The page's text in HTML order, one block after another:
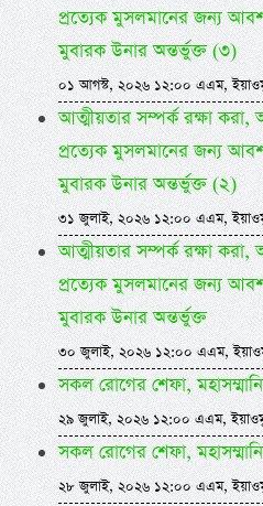
প্রত্যেক মুসলমানের জন্য
মুবারক উনার অন্তর্ভুক্ত (৩)
০১ আগস্ট, ২০২৬ ১২:০০ এএম,
আত্মীয়তার সম্পর্ক রক্ষা
প্রত্যেক মুসলমানের জন্য
মুবারক উনার অন্তর্ভুক্ত (২)
৩১ জুলাই, ২০২৬ ১২:০০ এএম,
আত্মীয়তার সম্পর্ক রক্ষা
প্রত্যেক মুসলমানের জন্য
মুবারক উনার অন্তর্ভুক্ত
৩০ জুলাই, ২০২৬ ১২:০০ এএম,
সকল রোগের শেফা,
২৯ জুলাই, ২০২৬ ১২:০০ এএম,
সকল রোগের শেফা,
২৮ জুলাই, ২০২৬ ১২:০০ এএম,